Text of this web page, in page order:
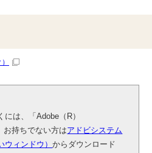
は、「Adobe（R）
お持ちでない方はアドビシステム
ウィンドウ）からダウンロード